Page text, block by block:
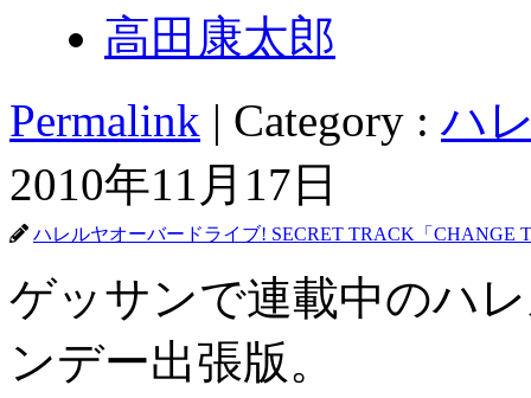
高田康太郎
Permalink | Category :ハ
2010年11月17日
ハレルヤオーバードライブ! SECRET TRACK「CHANGE
ゲッサンで連載中のハ
ンデー出張版。